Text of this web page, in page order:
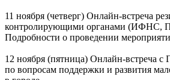
11 ноября (четверг) Онлайн-встреча
контролирующими органами (ИФНС,
Подробности о проведении
12 ноября (пятница) Онлайн-встреча с
по вопросам поддержки и развития